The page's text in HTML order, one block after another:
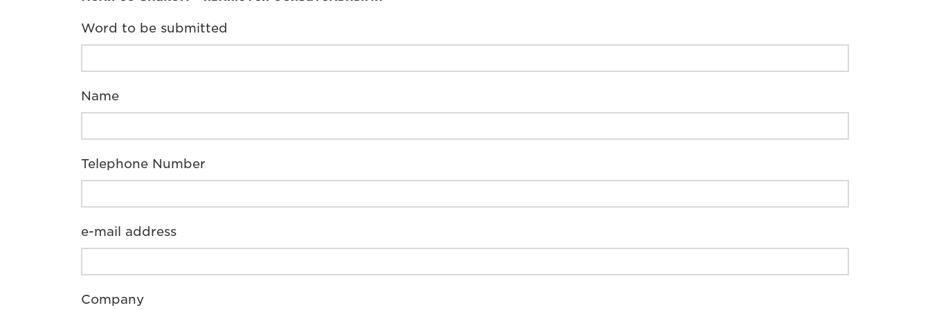
Word to be submitted
Name
Telephone Number
e-mail address
Company